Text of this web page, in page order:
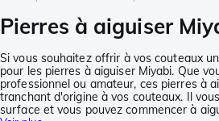
Pierres à aiguiser
Si vous souhaitez offrir à vos couteaux
pour les pierres à aiguiser Miyabi. Que
professionnel ou amateur, ces pierres à
tranchant d'origine à vos couteaux. Il
surface et vous pouvez commencer à